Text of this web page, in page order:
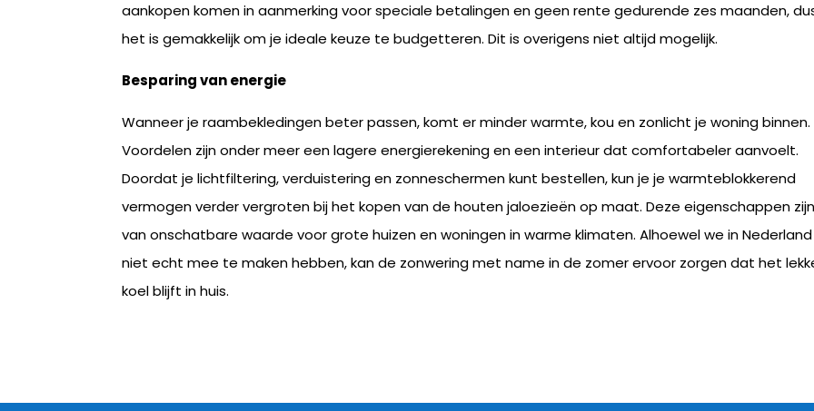
aankopen komen in aanmerking voor speciale betalingen en geen rente gedurende zes maanden,
het is gemakkelijk om je ideale keuze te budgetteren. Dit is overigens niet altijd mogelijk.
Besparing van energie
Wanneer je raambekledingen beter passen, komt er minder warmte, kou en zonlicht je woning binnen.
Voordelen zijn onder meer een lagere energierekening en een interieur dat comfortabeler aanvoelt.
Doordat je lichtfiltering, verduistering en zonneschermen kunt bestellen, kun je je warmteblokkerend
vermogen verder vergroten bij het kopen van de houten jaloezieën op maat. Deze eigenschappen zijn
van onschatbare waarde voor grote huizen en woningen in warme klimaten. Alhoewel we in
niet echt mee te maken hebben, kan de zonwering met name in de zomer ervoor zorgen dat het
koel blijft in huis.